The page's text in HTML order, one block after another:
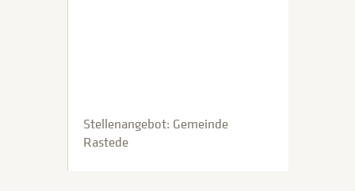
Stellenangebot: Gemeinde
Rastede